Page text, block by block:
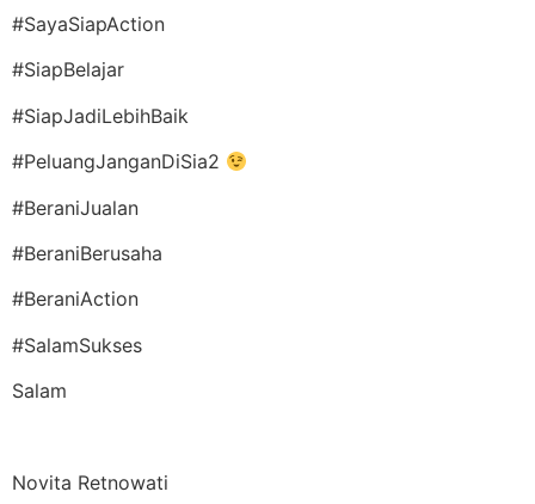
#SayaSiapAction
#SiapBelajar
#SiapJadiLebihBaik
#PeluangJanganDiSia2
#BeraniJualan
#BeraniBerusaha
#BeraniAction
#SalamSukses
Salam
Novita Retnowati